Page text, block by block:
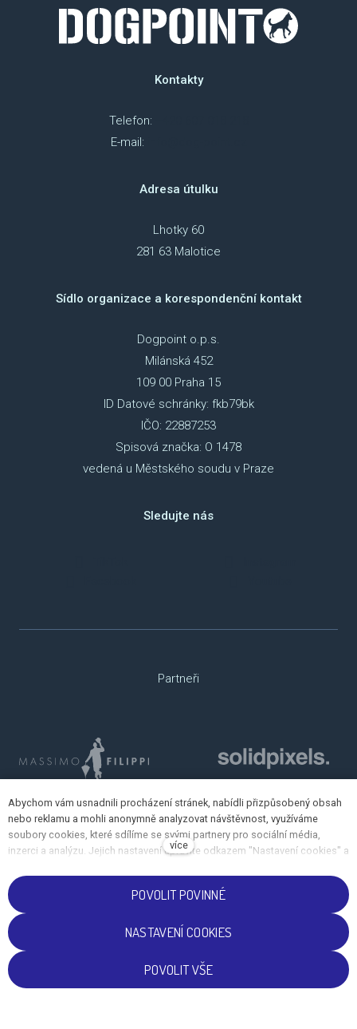
EN
Kontakty
Telefon:
E-mail:
Adresa útulku
Lhotky 60
281 63 Malotice
Sídlo organizace a korespondenční kontakt
Dogpoint o.p.s.
Milánská 452
109 00 Praha 15
ID Datové schránky: fkb79bk
IČO: 22887253
Spisová značka: O 1478
vedená u Městského soudu v Praze
Sledujte nás
Partneři
Abychom vám usnadnili procházení stránek, nabídli přizpůsobený obsah
nebo reklamu a mohli anonymně analyzovat návštěvnost, využíváme
soubory cookies, které sdílíme se svými partnery pro sociální média,
inzerci a analýzu. Jejich nastavení upravíte odkazem "Nastavení cookies" a
v našich Zásadách ochrany osobních údajů a používání souborů cookies.
Souhlasíte s používáním cookies?
více
POVOLIT POVINNÉ
NASTAVENÍ COOKIES
POVOLIT VŠE